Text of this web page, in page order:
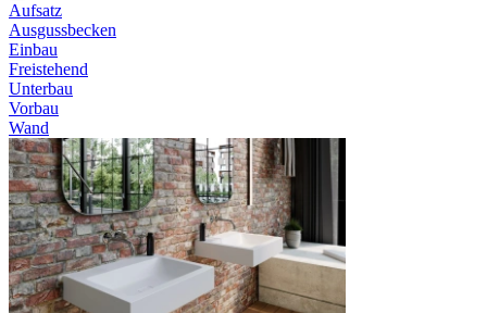
Aufsatz
Ausgussbecken
Einbau
Freistehend
Unterbau
Vorbau
Wand